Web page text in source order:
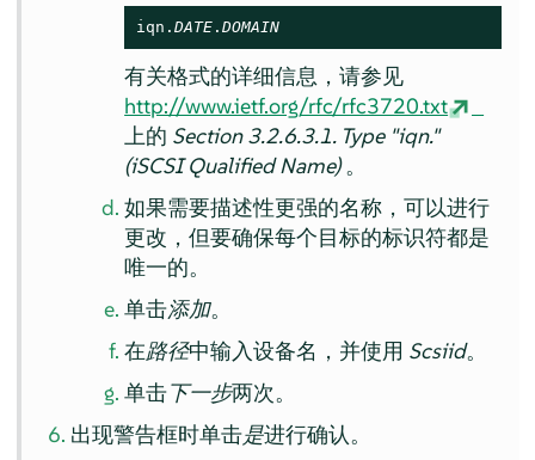
iqn.DATE .DOMAIN
有关格式的详细信息，请参见
http://www.ietf.org/rfc/rfc3720.txt
上的 Section 3.2.6.3.1. Type "iqn."
(iSCSI Qualified Name)。
如果需要描述性更强的名称，可以进行
更改，但要确保每个目标的标识符都是
唯一的。
单击添加。
在路径中输入设备名，并使用 Scsiid。
单击下一步两次。
出现警告框时单击是进行确认。